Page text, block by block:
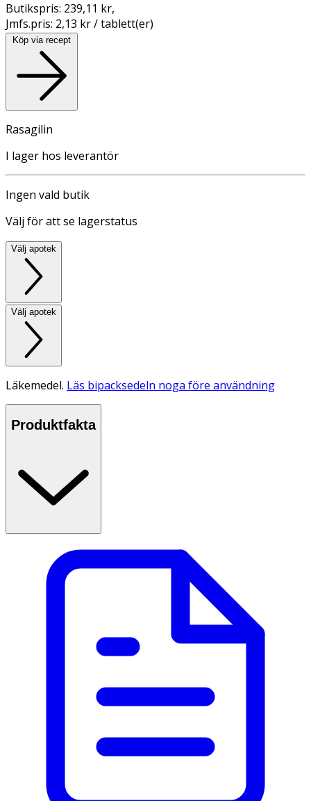
Butikspris: 239,11 kr,
Jmfs.pris: 2,13 kr / tablett(er)
Köp via recept
Rasagilin
I lager hos leverantör
Ingen vald butik
Välj för att se lagerstatus
Välj apotek
Välj apotek
Läkemedel. Läs bipacksedeln noga före användning
Produktfakta